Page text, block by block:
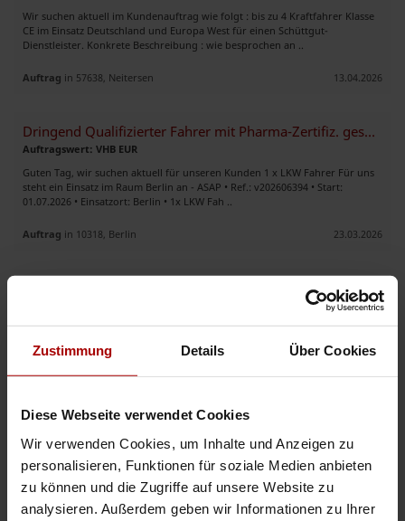
Zustimmung Details Über Cookies
Diese Webseite verwendet Cookies
Wir verwenden Cookies, um Inhalte und Anzeigen zu
personalisieren, Funktionen für soziale Medien anbieten
zu können und die Zugriffe auf unsere Website zu
analysieren. Außerdem geben wir Informationen zu Ihrer
Wir suchen aktuell im Kundenauftrag wie folgt : bis zu 4 Kraftfahrer Klasse
CE im Einsatz Deutschland und Europa West für einen Schüttgut-
Dienstleister. Konkrete Beschreibung : wie besprochen an ..
Auftrag in 57638, Neitersen 13.04.2026
Dringend Qualifizierter Fahrer mit Pharma-Zertifiz. gesucht
Auftragswert: VHB EUR
Guten Tag, wir suchen aktuell für unseren Kunden 1 x LKW Fahrer Für uns
steht ein Einsatz im Raum Berlin an - ASAP • Ref.: v202606394 • Start:
01.07.2026 • Einsatzort: Berlin • 1x LKW Fah ..
Auftrag in 10318, Berlin 23.03.2026
Sehr geehrte Damen und Herren, mein Name ist Patrick Pinz von der
Rent.Group (Party.Rent | Fair.Rent | Office.Rent). Wir stehen für
nachhaltige Mietmöbel, innovative Raumlösungen und einen Serv ..
ANZEIGEN